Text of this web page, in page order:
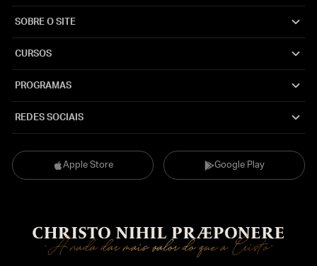
Apple Store Google Play
SOBRE O SITE
CURSOS
PROGRAMAS
REDES SOCIAIS